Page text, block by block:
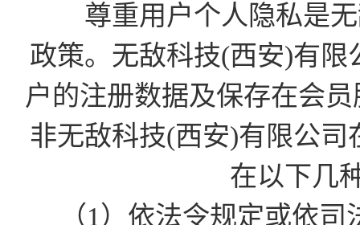
尊重用户个人隐私是无
政策。无敌科技(西安)有
户的注册数据及保存在会
非无敌科技(西安)有限公
在以下几
（1）依法令规定或依